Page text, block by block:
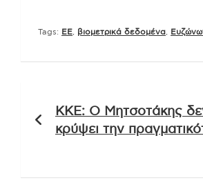
Tags: EE βιομετρικά δεδομένα
άρθρων
ΚΚΕ: Ο Μητσοτάκης
κρύψει την